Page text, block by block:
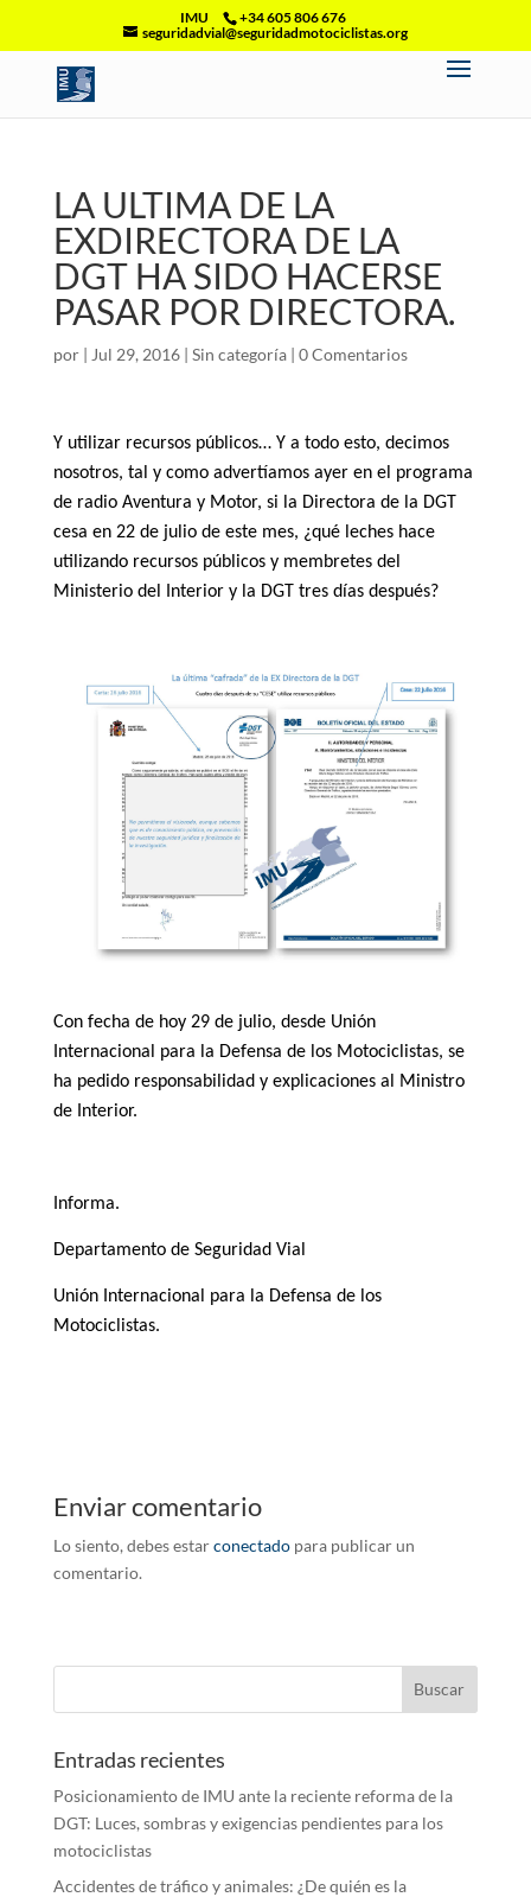
IMU
+34 605 806 676
seguridadvial@seguridadmotociclistas.org
LA ULTIMA DE LA
EXDIRECTORA DE LA
DGT HA SIDO HACERSE
PASAR POR DIRECTORA.
por | Jul 29, 2016| Sin categoría| 0 Comentarios
Y utilizar recursos públicos… Y a todo esto, decimos
nosotros, tal y como advertíamos ayer en el programa
de radio Aventura y Motor, si la Directora de la DGT
cesa en 22 de julio de este mes, ¿qué leches hace
utilizando recursos públicos y membretes del
Ministerio del Interior y la DGT tres días después?
Con fecha de hoy 29 de julio, desde Unión
Internacional para la Defensa de los Motociclistas, se
ha pedido responsabilidad y explicaciones al Ministro
de Interior.
Informa.
Departamento de Seguridad Vial
Unión Internacional para la Defensa de los
Motociclistas.
Enviar comentario
Lo siento, debes estarconectadopara publicar un
comentario.
Entradas recientes
Posicionamiento de IMU ante la reciente reforma de la
DGT: Luces, sombras y exigencias pendientes para los
motociclistas
Accidentes de tráfico y animales: ¿De quién es la